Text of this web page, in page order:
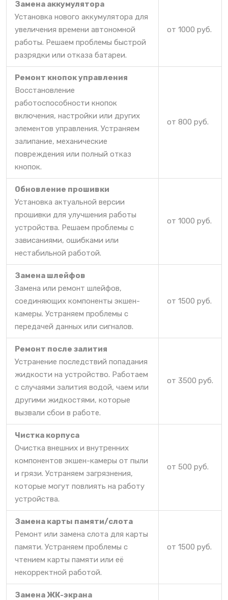
Замена аккумулятора
Установка нового аккумулятора для
увеличения времени автономной
работы. Решаем проблемы быстрой
разрядки или отказа батареи.
от 1000 руб.
Ремонт кнопок управления
Восстановление
работоспособности кнопок
включения, настройки или других
элементов управления. Устраняем
залипание, механические
повреждения или полный отказ
кнопок.
от 800 руб.
Обновление прошивки
Установка актуальной версии
прошивки для улучшения работы
устройства. Решаем проблемы с
зависаниями, ошибками или
нестабильной работой.
от 1000 руб.
Замена шлейфов
Замена или ремонт шлейфов,
соединяющих компоненты экшен-
камеры. Устраняем проблемы с
передачей данных или сигналов.
от 1500 руб.
Ремонт после залития
Устранение последствий попадания
жидкости на устройство. Работаем
с случаями залития водой, чаем или
другими жидкостями, которые
вызвали сбои в работе.
от 3500 руб.
Чистка корпуса
Очистка внешних и внутренних
компонентов экшен-камеры от пыли
и грязи. Устраняем загрязнения,
которые могут повлиять на работу
устройства.
от 500 руб.
Замена карты памяти/слота
Ремонт или замена слота для карты
памяти. Устраняем проблемы с
чтением карты памяти или её
некорректной работой.
от 1500 руб.
Замена ЖК-экрана